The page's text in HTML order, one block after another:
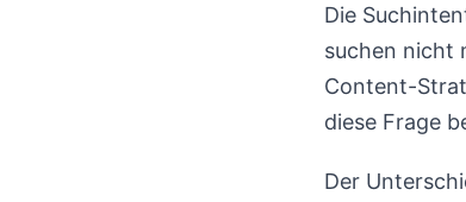
Die
suchen nicht
Content-
diese Frage
Der